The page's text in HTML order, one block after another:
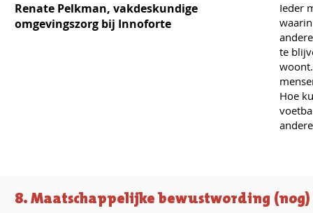
Renate Pelkman, vakdeskundige
omgevingszorg bij Innoforte
Ieder
te
Hoe
8. Maatschappelijke bewustwording